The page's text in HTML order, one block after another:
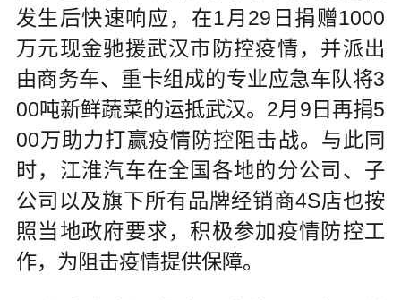
发生后快速响应，在1月29日捐赠1000
万元现金驰援武汉市防控疫情，并派出
由商务车、重卡组成的专业应急车队将3
00吨新鲜蔬菜的运抵武汉。2月9日再捐5
00万助力打赢疫情防控阻击战。与此同
时，江淮汽车在全国各地的分公司、子
公司以及旗下所有品牌经销商4S店也按
照当地政府要求，积极参加疫情防控工
作，为阻击疫情提供保障。